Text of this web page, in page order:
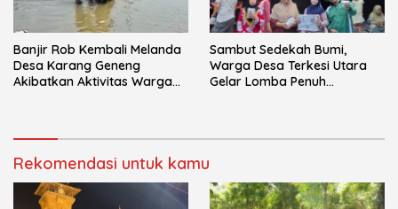
Banjir Rob Kembali Melanda
Desa Karang Geneng
Akibatkan Aktivitas Warga
Sambut Sedekah Bumi,
Warga Desa Terkesi Utara
Gelar Lomba Penuh
Rekomendasi untuk kamu